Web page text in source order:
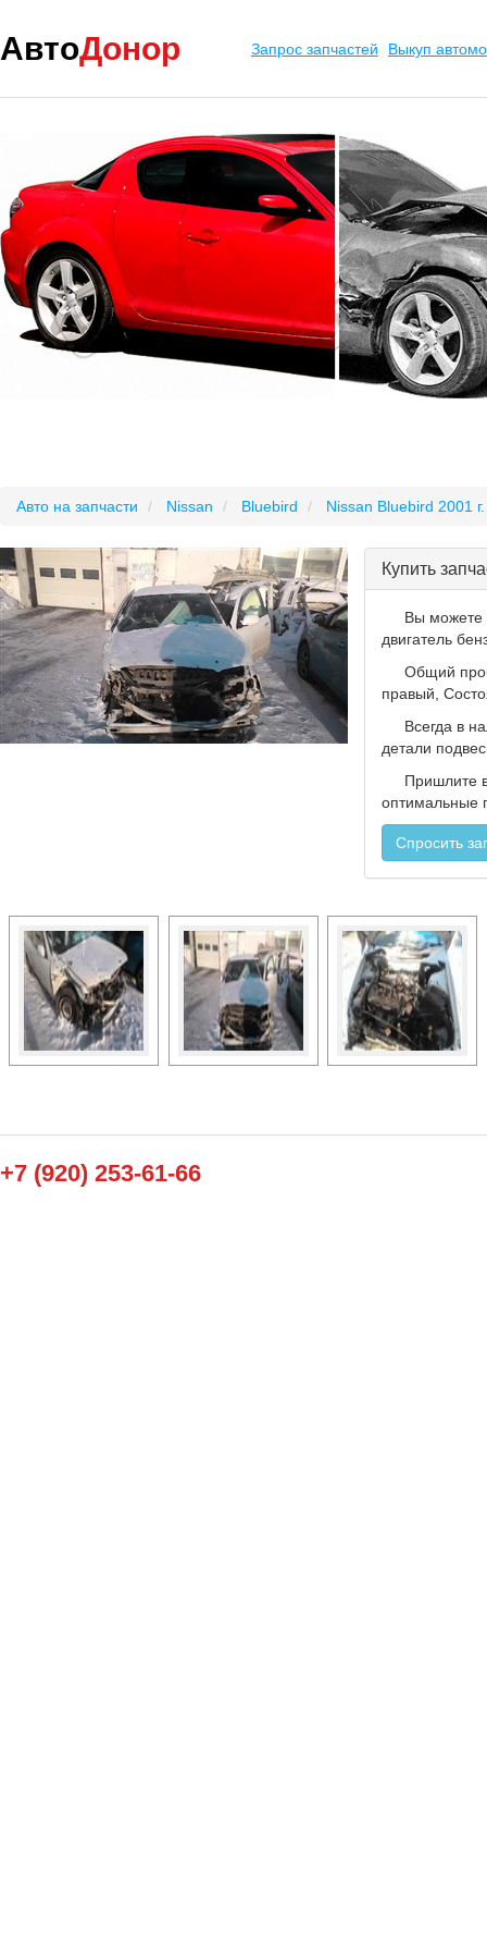
Запрос запчастей Выкуп
АвтоДонор
Авто на запчасти Nissan Bluebird Nissan Bluebird 2001 г.
Купить
Вы можете
двигатель
Общий
правый,
Всегда в
детали
Пришлите
оптимальные
Спросить
+7 (920) 253-61-66